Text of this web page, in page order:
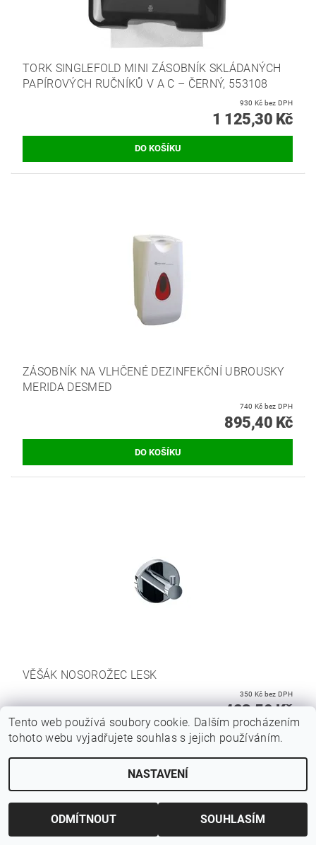
TORK SINGLEFOLD MINI ZÁSOBNÍK SKLÁDANÝCH
PAPÍROVÝCH RUČNÍKŮ V A C – ČERNÝ, 553108
930 Kč bez DPH
1 125,30 Kč
ZÁSOBNÍK NA VLHČENÉ DEZINFEKČNÍ UBROUSKY
MERIDA DESMED
740 Kč bez DPH
895,40 Kč
VĚŠÁK NOSOROŽEC LESK
350 Kč bez DPH
423,50 Kč
Tento web používá soubory cookie. Dalším procházením
tohoto webu vyjadřujete souhlas s jejich používáním.
NASTAVENÍ
ODMÍTNOUT SOUHLASÍM